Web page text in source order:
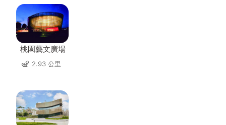
桃園藝文廣場
2.93 公里